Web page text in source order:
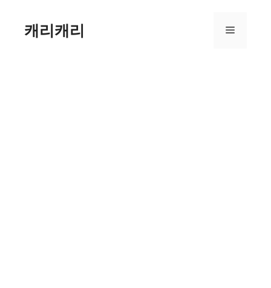
캐리캐리 메